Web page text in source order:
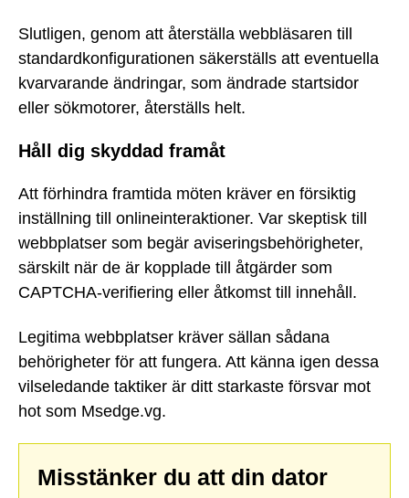
Slutligen, genom att återställa webbläsaren till
standardkonfigurationen säkerställs att eventuella
kvarvarande ändringar, som ändrade startsidor
eller sökmotorer, återställs helt.
Håll dig skyddad framåt
Att förhindra framtida möten kräver en försiktig
inställning till onlineinteraktioner. Var skeptisk till
webbplatser som begär aviseringsbehörigheter,
särskilt när de är kopplade till åtgärder som
CAPTCHA-verifiering eller åtkomst till innehåll.
Legitima webbplatser kräver sällan sådana
behörigheter för att fungera. Att känna igen dessa
vilseledande taktiker är ditt starkaste försvar mot
hot som Msedge.vg.
Misstänker du att din dator